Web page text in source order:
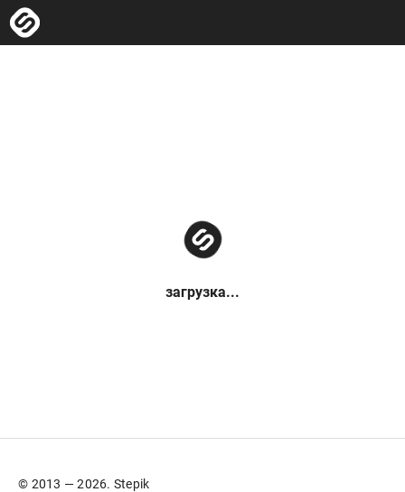
загрузка...
© 2013 — 2026. Stepik